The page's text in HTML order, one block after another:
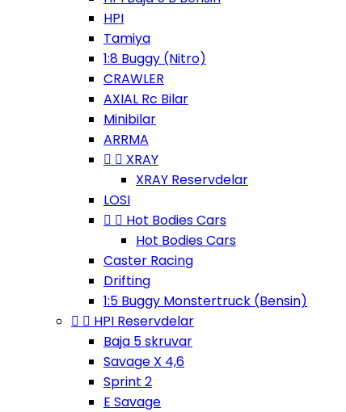
HPI
Tamiya
1:8 Buggy (Nitro)
CRAWLER
AXIAL Rc Bilar
Minibilar
ARRMA
  XRAY
XRAY Reservdelar
LOSI
  Hot Bodies Cars
Hot Bodies Cars
Caster Racing
Drifting
1:5 Buggy Monstertruck (Bensin)
  HPI Reservdelar
Baja 5 skruvar
Savage X 4,6
Sprint 2
E Savage